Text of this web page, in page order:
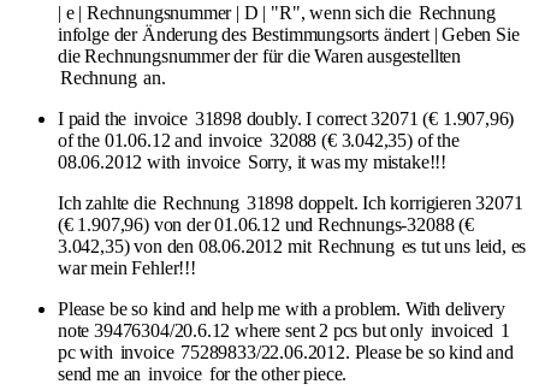
| e | Rechnungsnummer | D | "R", wenn sich die Rechnung
infolge der Änderung des Bestimmungsorts ändert | Geben Sie
die Rechnungsnummer der für die Waren ausgestellten
Rechnung an.
I paid the invoice 31898 doubly. I correct 32071 (€ 1.907,96)
of the 01.06.12 and invoice 32088 (€ 3.042,35) of the
08.06.2012 with invoice Sorry, it was my mistake!!!
Ich zahlte die Rechnung 31898 doppelt. Ich korrigieren 32071
(€ 1.907,96) von der 01.06.12 und Rechnungs-32088 (€
3.042,35) von den 08.06.2012 mit Rechnung es tut uns leid, es
war mein Fehler!!!
Please be so kind and help me with a problem. With delivery
note 39476304/20.6.12 where sent 2 pcs but only invoiced 1
pc with invoice 75289833/22.06.2012. Please be so kind and
send me an invoice for the other piece.